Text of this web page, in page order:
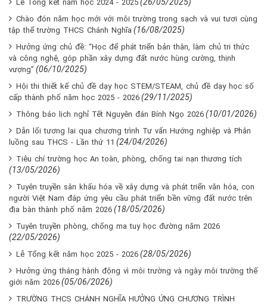
Lễ Tổng kết năm học 2024 - 2025
Chào đón năm học mới với môi trường trong sạch và vui tươi cùng
tập thể trường THCS Chánh Nghĩa (16/08/2025)
Hưởng ứng chủ đề: “Học để phát triển bản thân, làm chủ tri thức
và công nghệ, góp phần xây dựng đất nước hùng cường, thịnh
vượng” (06/10/2025)
Hội thi thiết kế chủ đề dạy học STEM/STEAM, chủ đề dạy học số
cấp thành phố năm học 2025 - 2026 (29/11/2025)
Thông báo lịch nghỉ Tết Nguyên đán Bính Ngọ 2026 (10/01/2026)
Dẫn lối tương lai qua chương trình Tư vấn Hướng nghiệp và Phân
luồng sau THCS - Lần thứ 11 (24/04/2026)
Tiêu chí trường học An toàn, phòng, chống tai nạn thương tích
(13/05/2026)
Tuyên truyền sân khấu hóa về xây dựng và phát triển văn hóa, con
người Việt Nam đáp ứng yêu cầu phát triển bền vững đất nước trên
địa bàn thành phố năm 2026 (18/05/2026)
Tuyên truyền phòng, chống ma tuy học đường năm 2026
(22/05/2026)
Lễ Tổng kết năm học 2025 - 2026 (28/05/2026)
Hưởng ứng tháng hành động vì môi trường và ngày môi trường thế
giới năm 2026 (05/06/2026)
TRƯỜNG THCS CHÁNH NGHĨA HƯỞNG ỨNG CHƯƠNG TRÌNH